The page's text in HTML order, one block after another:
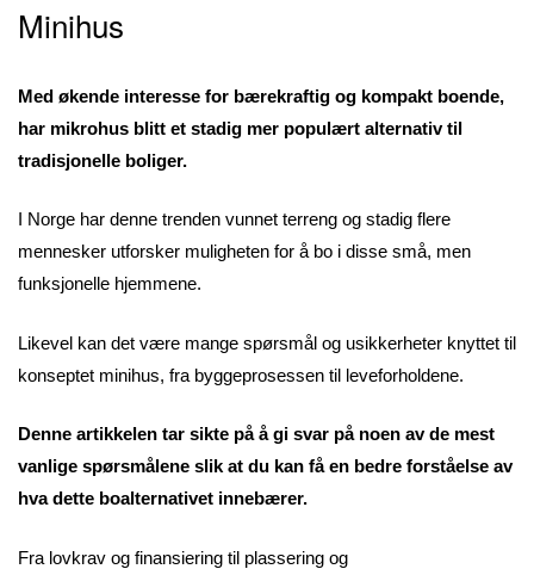
Minihus
Med økende interesse for bærekraftig og kompakt boende,
har mikrohus blitt et stadig mer populært alternativ til
tradisjonelle boliger.
I Norge har denne trenden vunnet terreng og stadig flere
mennesker utforsker muligheten for å bo i disse små, men
funksjonelle hjemmene.
Likevel kan det være mange spørsmål og usikkerheter knyttet til
konseptet minihus, fra byggeprosessen til leveforholdene.
Denne artikkelen tar sikte på å gi svar på noen av de mest
vanlige spørsmålene slik at du kan få en bedre forståelse av
hva dette boalternativet innebærer.
Fra lovkrav og finansiering til plassering og